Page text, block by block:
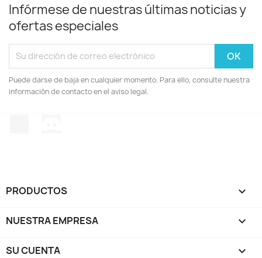
Infórmese de nuestras últimas noticias y
ofertas especiales
Puede darse de baja en cualquier momento. Para ello, consulte nuestra
información de contacto en el aviso legal.
PRODUCTOS 
NUESTRA EMPRESA 
SU CUENTA 